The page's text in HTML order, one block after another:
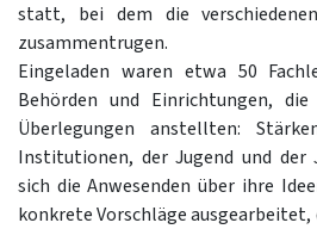
statt, bei dem die
zusammentrugen.
Eingeladen waren etwa 50
Behörden und Einrichtungen,
Überlegungen anstellten:
Institutionen, der Jugend und der
sich die Anwesenden über ihre
konkrete Vorschläge ausgearbeitet,